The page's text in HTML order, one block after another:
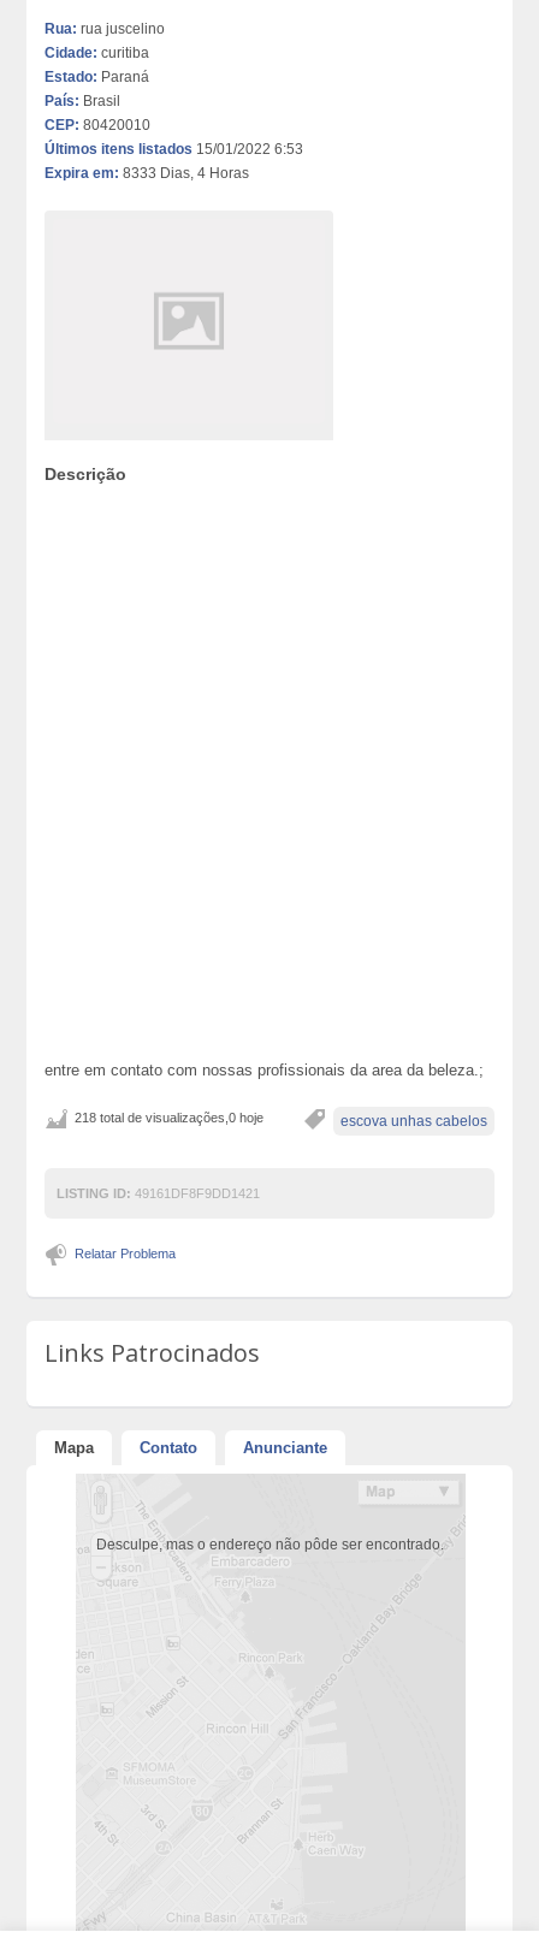
Rua: rua juscelino
Cidade: curitiba
Estado: Paraná
País: Brasil
CEP: 80420010
Últimos itens listados 15/01/2022 6:53
Expira em: 8333 Dias, 4 Horas
Descrição
entre em contato com nossas profissionais da area da beleza.;
escova unhas cabelos
218 total de visualizações,0 hoje
LISTING ID: 49161DF8F9DD1421
Relatar Problema
Links Patrocinados
Mapa Contato Anunciante
Desculpe, mas o endereço não pôde ser encontrado.